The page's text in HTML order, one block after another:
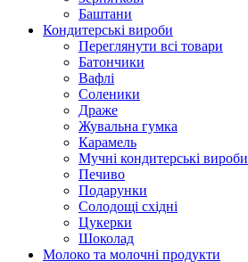
Баштани
Кондитерські вироби
Переглянути всі товари
Батончики
Вафлі
Соленики
Драже
Жувальнa гумка
Карамель
Мучні кондитерські вироби
Печиво
Подарунки
Солодощі східні
Цукерки
Шоколад
Молоко та молочні продукти